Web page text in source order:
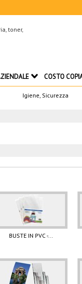
Igiene, Sicurezza
COSTO
BUSTE IN PVC -...